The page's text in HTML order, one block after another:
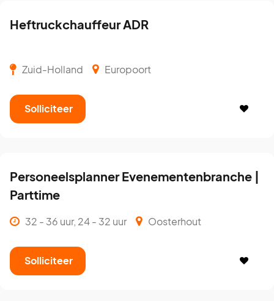
Heftruckchauffeur ADR
Zuid-Holland Europoort
Solliciteer
Personeelsplanner Evenementenbranche |
Parttime
32 - 36 uur, 24 - 32 uur Oosterhout
Solliciteer